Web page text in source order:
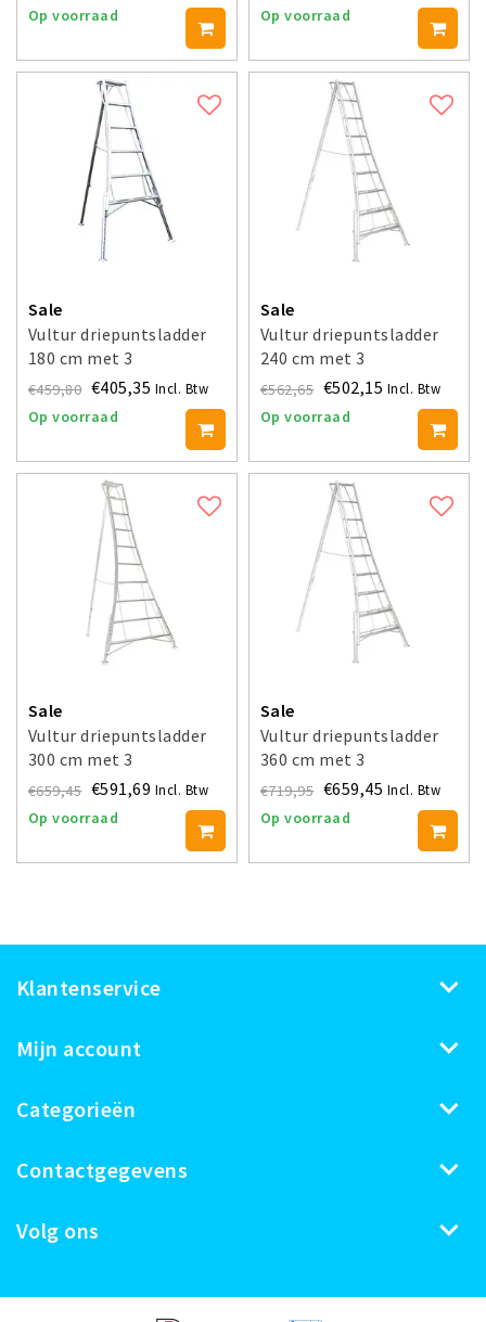
Op voorraad Op voorraad
Sale
Vultur driepuntsladder
180 cm met 3
verstelbare benen
€459,80 €405,35 Incl. Btw
Op voorraad
Sale
Vultur driepuntsladder
240 cm met 3
verstelbare benen
€562,65 €502,15 Incl. Btw
Op voorraad
Sale
Vultur driepuntsladder
300 cm met 3
verstelbare benen
€659,45 €591,69 Incl. Btw
Op voorraad
Sale
Vultur driepuntsladder
360 cm met 3
verstelbare benen
€719,95 €659,45 Incl. Btw
Op voorraad
Klantenservice
Mijn account
Categorieën
Contactgegevens
Volg ons